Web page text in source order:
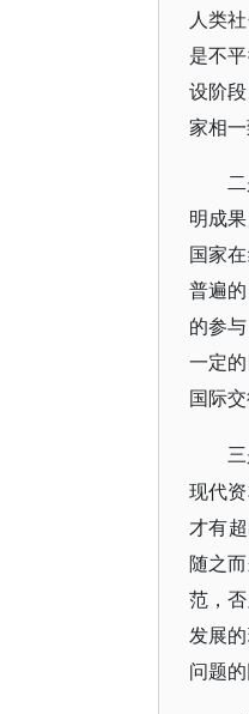
人类
是不
设阶
家相
明成
国家
普遍
的参
一定
国际
现代
才有
随之
范，
发展
问题